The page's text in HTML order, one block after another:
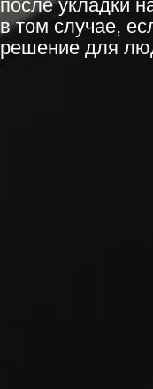
после укладки
в том случае,
решение для